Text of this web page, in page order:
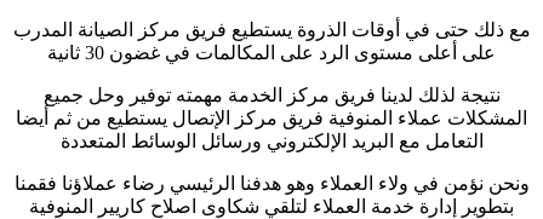
مع ذلك حتى في أوقات الذروة يستطيع فريق مركز الصيانة المدرب
على أعلى مستوى الرد على المكالمات في غضون 30 ثانية
نتيجة لذلك لدينا فريق مركز الخدمة مهمته توفير وحل جميع
المشكلات عملاء المنوفية فريق مركز الإتصال يستطيع من ثم أيضا
التعامل مع البريد الإلكتروني ورسائل الوسائط المتعددة
ونحن نؤمن في ولاء العملاء وهو هدفنا الرئيسي رضاء عملاؤنا فقمنا
بتطوير إدارة خدمة العملاء لتلقي شكاوى اصلاح كاريير المنوفية